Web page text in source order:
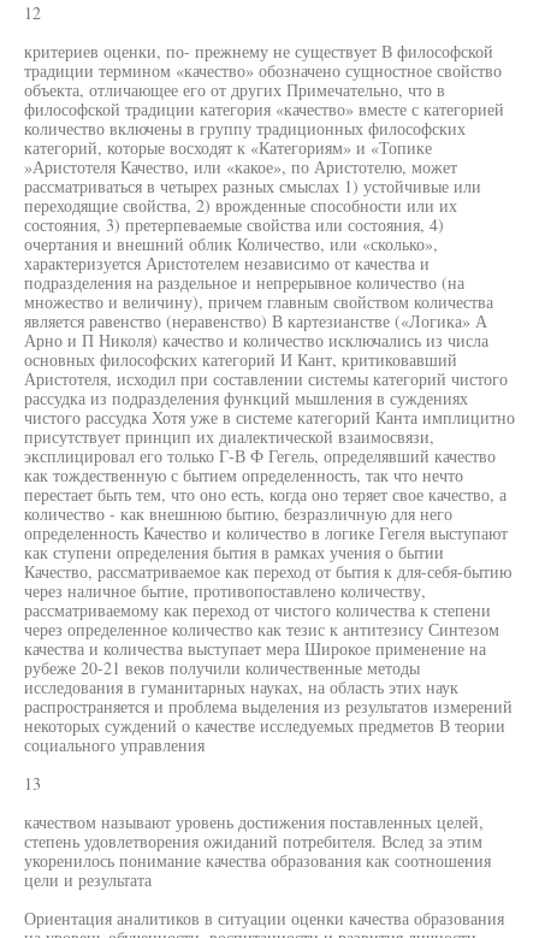
12
критериев оценки, по- прежнему не существует В философской
традиции термином «качество» обозначено сущностное свойство
объекта, отличающее его от других Примечательно, что в
философской традиции категория «качество» вместе с категорией
количество включены в группу традиционных философских
категорий, которые восходят к «Категориям» и «Топике
»Аристотеля Качество, или «какое», по Аристотелю, может
рассматриваться в четырех разных смыслах 1) устойчивые или
переходящие свойства, 2) врожденные способности или их
состояния, 3) претерпеваемые свойства или состояния, 4)
очертания и внешний облик Количество, или «сколько»,
характеризуется Аристотелем независимо от качества и
подразделения на раздельное и непрерывное количество (на
множество и величину), причем главным свойством количества
является равенство (неравенство) В картезианстве («Логика» А
Арно и П Николя) качество и количество исключались из числа
основных философских категорий И Кант, критиковавший
Аристотеля, исходил при составлении системы категорий чистого
рассудка из подразделения функций мышления в суждениях
чистого рассудка Хотя уже в системе категорий Канта имплицитно
присутствует принцип их диалектической взаимосвязи,
эксплицировал его только Г-В Ф Гегель, определявший качество
как тождественную с бытием определенность, так что нечто
перестает быть тем, что оно есть, когда оно теряет свое качество, а
количество - как внешнюю бытию, безразличную для него
определенность Качество и количество в логике Гегеля выступают
как ступени определения бытия в рамках учения о бытии
Качество, рассматриваемое как переход от бытия к для-себя-бытию
через наличное бытие, противопоставлено количеству,
рассматриваемому как переход от чистого количества к степени
через определенное количество как тезис к антитезису Синтезом
качества и количества выступает мера Широкое применение на
рубеже 20-21 веков получили количественные методы
исследования в гуманитарных науках, на область этих наук
распространяется и проблема выделения из результатов измерений
некоторых суждений о качестве исследуемых предметов В теории
социального управления
13
качеством называют уровень достижения поставленных целей,
степень удовлетворения ожиданий потребителя. Вслед за этим
укоренилось понимание качества образования как соотношения
цели и результата
Ориентация аналитиков в ситуации оценки качества образования